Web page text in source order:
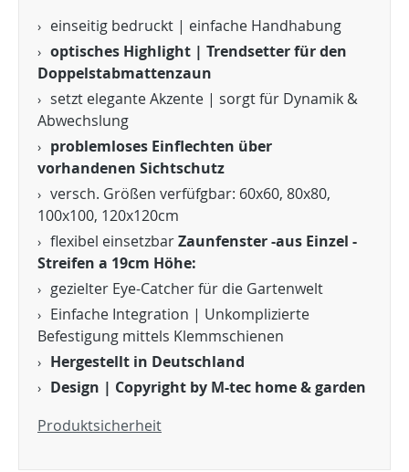
einseitig bedruckt | einfache Handhabung
optisches Highlight | Trendsetter für den
Doppelstabmattenzaun
setzt elegante Akzente | sorgt für Dynamik &
Abwechslung
problemloses Einflechten über
vorhandenen Sichtschutz
versch. Größen verfüfgbar: 60x60, 80x80,
100x100, 120x120cm
flexibel einsetzbarZaunfenster -aus Einzel -
Streifen a 19cm Höhe:
gezielter Eye-Catcher für die Gartenwelt
Einfache Integration | Unkomplizierte
Befestigung mittels Klemmschienen
Hergestellt in Deutschland
Design | Copyright by M-tec home & garden
Produktsicherheit